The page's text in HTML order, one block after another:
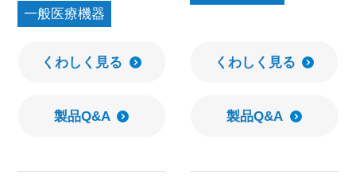
一般医療機器
くわしく見る
製品Q&A
くわしく見る
製品Q&A